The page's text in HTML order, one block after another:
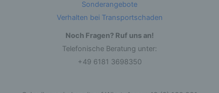
Sonderangebote
Verhalten bei Transportschaden
Noch Fragen? Ruf uns an!
Telefonische Beratung unter:
+49 6181 3698350
Löschen oder die Vernichtung.
d) Einschränkung der Verarbeitung
Markierung gespeicherter personenbezogener